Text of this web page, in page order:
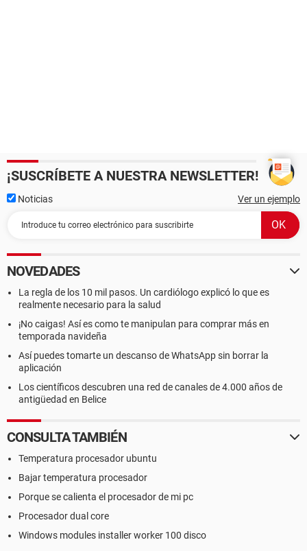
¡SUSCRÍBETE A NUESTRA NEWSLETTER!
Noticias Ver un ejemplo
NOVEDADES
La regla de los 10 mil pasos. Un cardiólogo explicó lo que es
realmente necesario para la salud
¡No caigas! Así es como te manipulan para comprar más en
temporada navideña
Así puedes tomarte un descanso de WhatsApp sin borrar la
aplicación
Los científicos descubren una red de canales de 4.000 años de
antigüedad en Belice
CONSULTA TAMBIÉN
Temperatura procesador ubuntu
Bajar temperatura procesador
Porque se calienta el procesador de mi pc
Procesador dual core
Windows modules installer worker 100 disco